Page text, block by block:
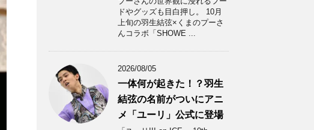
ドやグッズも目白押し。 10月
上旬の羽生結弦×くまのプーさ
んコラボ「SHOWE ...
2026/08/05
一体何が起きた！？羽生
結弦の名前がついにアニ
メ「ユーリ」公式に登場